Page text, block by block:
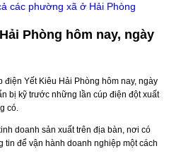
các phường xã ở Hải Phòng
Phòng hôm nay, ngày
Yết Kiêu Hải Phòng hôm nay, ngày
bị kỹ trước những lần cúp điện đột xuất
có.
doanh sản xuất trên địa bàn, nơi có
tin để vận hành doanh nghiệp một cách